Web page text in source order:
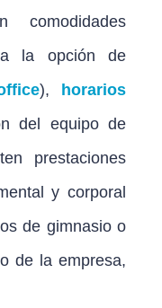
a la opción de
), horarios
del equipo de
prestaciones
y corporal
de gimnasio o
de la empresa,